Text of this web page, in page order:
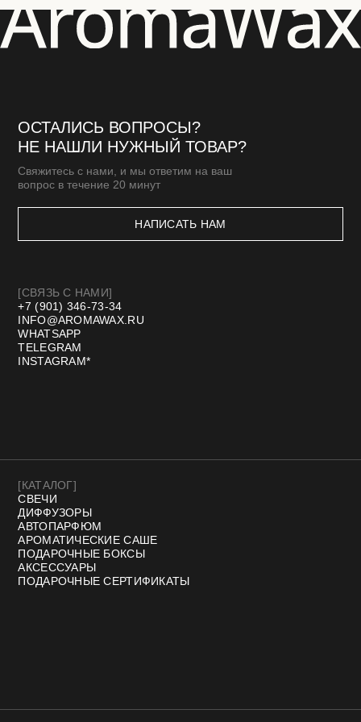
МАСТЕР-КЛАССЫ
БЛОГ
ДОСТАВКА И ОПЛАТА
ОПТОВАЯ ПРОДАЖА
КОНТАКТЫ И РЕКВИЗИТЫ
Договор оферты
Политика конфиденциальности
Разработка сайта